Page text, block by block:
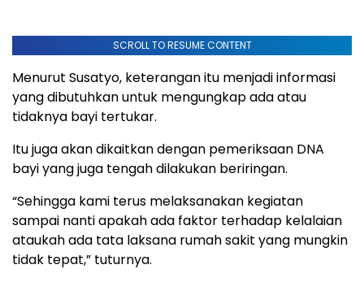
SCROLL TO RESUME CONTENT
Menurut Susatyo, keterangan itu menjadi informasi
yang dibutuhkan untuk mengungkap ada atau
tidaknya bayi tertukar.
Itu juga akan dikaitkan dengan pemeriksaan DNA
bayi yang juga tengah dilakukan beriringan.
“Sehingga kami terus melaksanakan kegiatan
sampai nanti apakah ada faktor terhadap kelalaian
ataukah ada tata laksana rumah sakit yang mungkin
tidak tepat,” tuturnya.